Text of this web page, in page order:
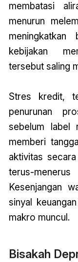
membatasi
menurun
kebijakan
tersebut saling
Stres kredit,
penurunan
sebelum label
memberi
aktivitas
terus-
Kesenjangan
sinyal
makro muncul.
Bisakah